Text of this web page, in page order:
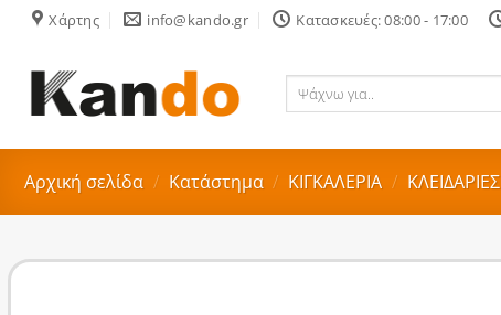
Skip
content
Χάρτης info@kando.gr Κατασκευές: 08:00 - 17:00
Ψάχνω
Αρχική σελίδα / Κατάστημα / ΚΙΓΚΑΛΕΡΙΑ / ΚΛΕΙΔΑΡΙΕΣ